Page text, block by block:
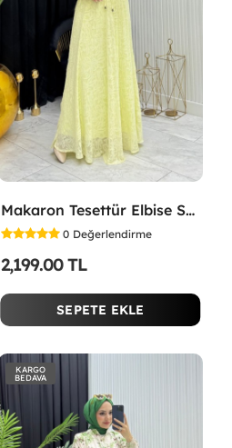
Makaron Tesettür Elbise Sarı Sarı
0 Değerlendirme
2,199.00 TL
SEPETE EKLE
KARGO
BEDAVA